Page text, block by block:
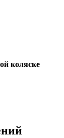
коляске